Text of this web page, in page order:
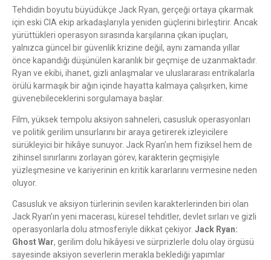
Tehdidin boyutu büyüdükçe Jack Ryan, gerçeği ortaya çıkarmak
için eski CIA ekip arkadaşlarıyla yeniden güçlerini birleştirir. Ancak
yürüttükleri operasyon sırasında karşılarına çıkan ipuçları,
yalnızca güncel bir güvenlik krizine değil, aynı zamanda yıllar
önce kapandığı düşünülen karanlık bir geçmişe de uzanmaktadır.
Ryan ve ekibi, ihanet, gizli anlaşmalar ve uluslararası entrikalarla
örülü karmaşık bir ağın içinde hayatta kalmaya çalışırken, kime
güvenebileceklerini sorgulamaya başlar.
Film, yüksek tempolu aksiyon sahneleri, casusluk operasyonları
ve politik gerilim unsurlarını bir araya getirerek izleyicilere
sürükleyici bir hikâye sunuyor. Jack Ryan’ın hem fiziksel hem de
zihinsel sınırlarını zorlayan görev, karakterin geçmişiyle
yüzleşmesine ve kariyerinin en kritik kararlarını vermesine neden
oluyor.
Casusluk ve aksiyon türlerinin sevilen karakterlerinden biri olan
Jack Ryan’ın yeni macerası, küresel tehditler, devlet sırları ve gizli
operasyonlarla dolu atmosferiyle dikkat çekiyor. Jack Ryan:
Ghost War, gerilim dolu hikâyesi ve sürprizlerle dolu olay örgüsü
sayesinde aksiyon severlerin merakla beklediği yapımlar